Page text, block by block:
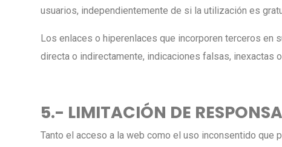
usuarios, independientemente de si la utilización es
Los enlaces o hiperenlaces que incorporen terceros en
directa o indirectamente, indicaciones falsas, inexactas
5.- LIMITACIÓN DE
Tanto el acceso a la web como el uso inconsentido